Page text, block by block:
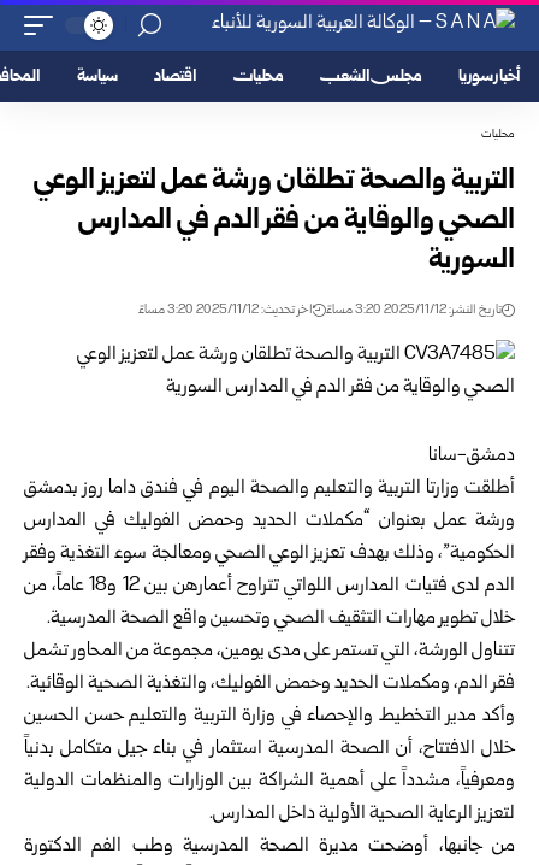
أخبار سوريا مجلس الشعب محليات اقتصاد سياسة
محليات
التربية والصحة تطلقان ورشة عمل لتعزيز الوعي
الصحي والوقاية من فقر الدم في المدارس
السورية
تاريخ النشر: 2025/11/12 3:20 مساءً اخر تحديث: 2025/11/12 3:20 مساءً
دمشق-سانا
أطلقت وزارتا التربية والتعليم والصحة اليوم في فندق داما روز بدمشق
ورشة عمل بعنوان “مكملات الحديد وحمض الفوليك في المدارس
الحكومية”، وذلك بهدف تعزيز الوعي الصحي ومعالجة سوء التغذية وفقر
الدم لدى فتيات المدارس اللواتي تتراوح أعمارهن بين 12 و18 عاماً، من
خلال تطوير مهارات التثقيف الصحي وتحسين واقع الصحة المدرسية.
تتناول الورشة، التي تستمر على مدى يومين، مجموعة من المحاور تشمل
فقر الدم، ومكملات الحديد وحمض الفوليك، والتغذية الصحية الوقائية.
وأكد مدير التخطيط والإحصاء في وزارة التربية والتعليم حسن الحسين
خلال الافتتاح، أن الصحة المدرسية استثمار في بناء جيل متكامل بدنياً
ومعرفياً، مشدداً على أهمية الشراكة بين الوزارات والمنظمات الدولية
لتعزيز الرعاية الصحية الأولية داخل المدارس.
من جانبها، أوضحت مديرة الصحة المدرسية وطب الفم الدكتورة